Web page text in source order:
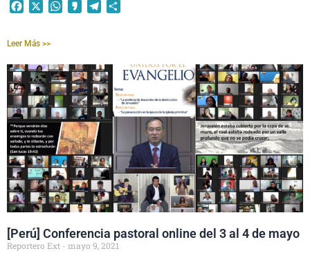
FacebookWhatsApp
KakaoTelegram
Leer Más >>
[Perú] Conferencia pastoral online del 3 al 4 de mayo
Reportero Ext
mayo 9, 2021